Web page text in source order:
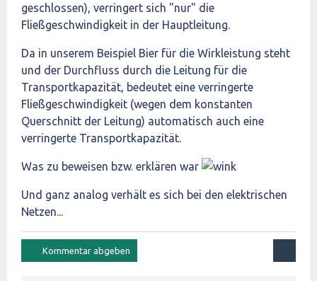
geschlossen), verringert sich "nur" die
Fließgeschwindigkeit in der Hauptleitung.
Da in unserem Beispiel Bier für die Wirkleistung steht
und der Durchfluss durch die Leitung für die
Transportkapazität, bedeutet eine verringerte
Fließgeschwindigkeit (wegen dem konstanten
Querschnitt der Leitung) automatisch auch eine
verringerte Transportkapazität.
Was zu beweisen bzw. erklären war
Und ganz analog verhält es sich bei den elektrischen
Netzen...